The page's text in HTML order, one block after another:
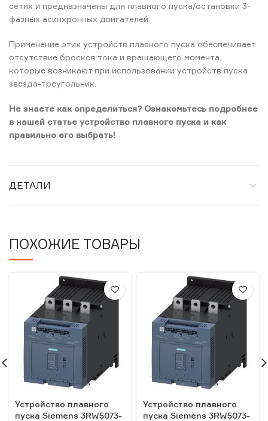
сетях и предназначены для плавного пуска/остановки 3-
фазных асинхронных двигателей.
Применение этих устройств плавного пуска обеспечивает
отсутствие бросков тока и вращающего момента,
которые возникают при использовании устройств пуска
звезда-треугольник.
Не знаете как определиться? Ознакомьтесь подробнее
в нашей статье устройство плавного пуска и как
правильно его выбрать!
ДЕТАЛИ
ПОХОЖИЕ ТОВАРЫ
Устройство плавного
пуска Siemens 3RW5073-
Устройство плавного
пуска Siemens 3RW5073-